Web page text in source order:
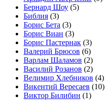
Бернард Шоу (5)
Библия (3)
Борис Бета (3)
Борис Виан (3)
Борис Пастернак (3)
Валерий Брюсов (6)
Варлам Шаламов (2)
Василий Розанов (2)
Велимир Хлебников (4)
Викентий Вересаев (10)
Виктор Билибин (1)